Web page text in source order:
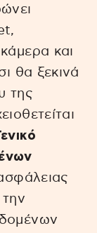
και
θα ξεκινά
της